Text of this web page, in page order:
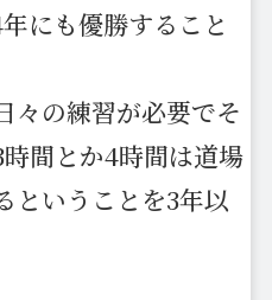
にも優勝すること
々の練習が必要でそ
間とか4時間は道場
ということを3年以